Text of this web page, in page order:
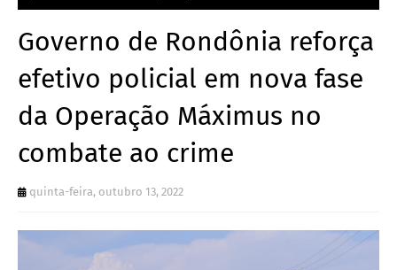
Governo de Rondônia reforça
efetivo policial em nova fase
da Operação Máximus no
combate ao crime
quinta-feira, outubro 13, 2022